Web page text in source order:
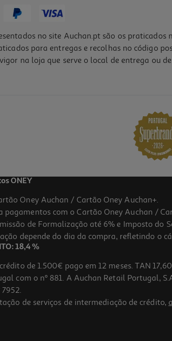
no site Auchan.pt são os
para entregas e recolhas no código
na loja que serve o local de entrega ou
ONEY
Oney Auchan / Cartão Oney Auchan+.
pagamentos com o Cartão Oney Auchan /
de Formalização até 6% e Imposto do
depende do dia da compra, refletindo o
18,4 %
de 1.500€ pago em 12 meses. TAN
com o nº 881. A Auchan Retail Portugal,
de serviços de intermediação de crédito,